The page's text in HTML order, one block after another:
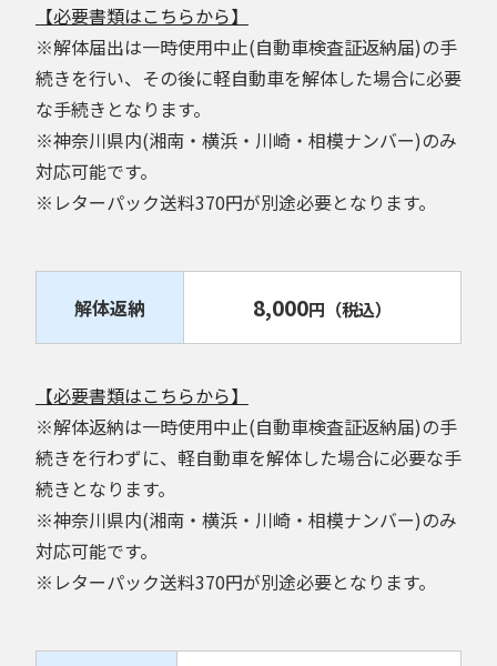
【必要書類はこちらから】
※解体届出は一時使用中止(自動車検査証返納届)の手
続きを行い、その後に軽自動車を解体した場合に必要
な手続きとなります。
※神奈川県内(湘南・横浜・川崎・相模ナンバー)のみ
対応可能です。
※レターパック送料370円が別途必要となります。
解体返納 8,000円 （税込）
【必要書類はこちらから】
※解体返納は一時使用中止(自動車検査証返納届)の手
続きを行わずに、軽自動車を解体した場合に必要な手
続きとなります。
※神奈川県内(湘南・横浜・川崎・相模ナンバー)のみ
対応可能です。
※レターパック送料370円が別途必要となります。